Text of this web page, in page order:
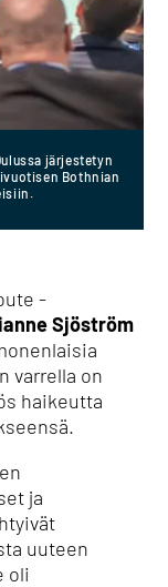
järjestetyn
Bothnian
-
Sjöström
varrella on
haikeutta
ja
uuteen
oli